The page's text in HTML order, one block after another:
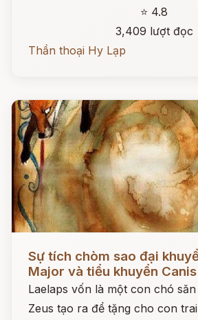
⭐ 4.8
3,409 lượt đọc
Thần thoại Hy Lạp
Sự tích chòm sao đại
Major và tiểu khuyển
Laelaps vốn là một con chó
Zeus tạo ra để tặng cho con